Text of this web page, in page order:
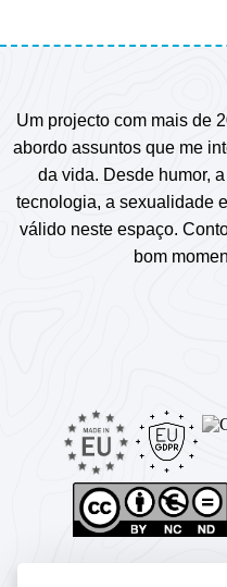
Um projecto com mais de
abordo assuntos que me
da vida. Desde humor,
tecnologia, a sexualidade
válido neste espaço.
bom